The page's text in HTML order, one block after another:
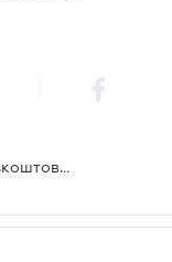
Підприємці зможуть користуватися безкоштовним РРО з квітня 2020